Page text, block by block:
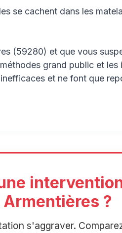
se cachent dans les
(59280) et que vous
grand public et les
et ne font que
Armentières ?
s'aggraver.